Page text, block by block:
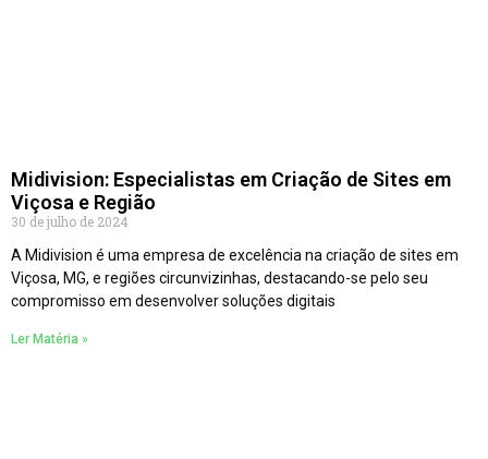
Midivision: Especialistas em Criação de Sites em
Viçosa e Região
30 de julho de 2024
A Midivision é uma empresa de excelência na criação de sites em
Viçosa, MG, e regiões circunvizinhas, destacando-se pelo seu
compromisso em desenvolver soluções digitais
Ler Matéria »